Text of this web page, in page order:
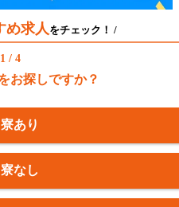
め求人をチェック！ /
1 / 4
お探しですか？
寮あり
寮なし